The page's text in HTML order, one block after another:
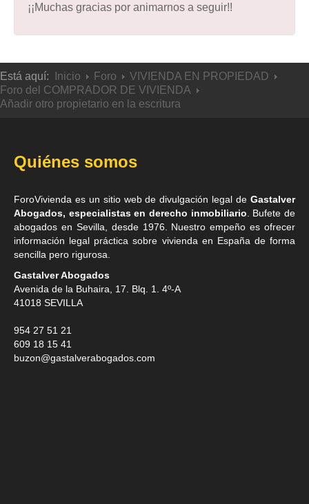
¡¡Muchas gracias por animarnos a seguir!!
Está aquí: Inicio Foro
VIVIENDA EN PROPIEDAD
Foro del COMPRADOR DE VIVIENDA
Añadir otro propietario en la escritura
Quiénes somos
ForoVivienda es un sitio web de divulgación legal de Gastalver
Abogados, especialistas en derecho inmobiliario . Bufete de
abogados en Sevilla , desde 1976. Nuestro empeño es ofrecer
información legal práctica sobre vivienda en España de forma
sencilla pero rigurosa.
Gastalver Abogados
Avenida de la Buhaira, 17. Blq. 1. 4º-A
41018 SEVILLA
954 27 51 21
609 18 15 41
buzon@gastalverabogados.com